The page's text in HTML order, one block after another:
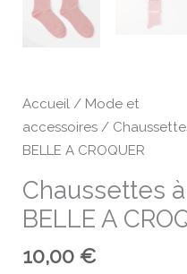
Accueil / Mode et
accessoires /
BELLE A CROQUER
Chaussettes
BELLE A
10,00€